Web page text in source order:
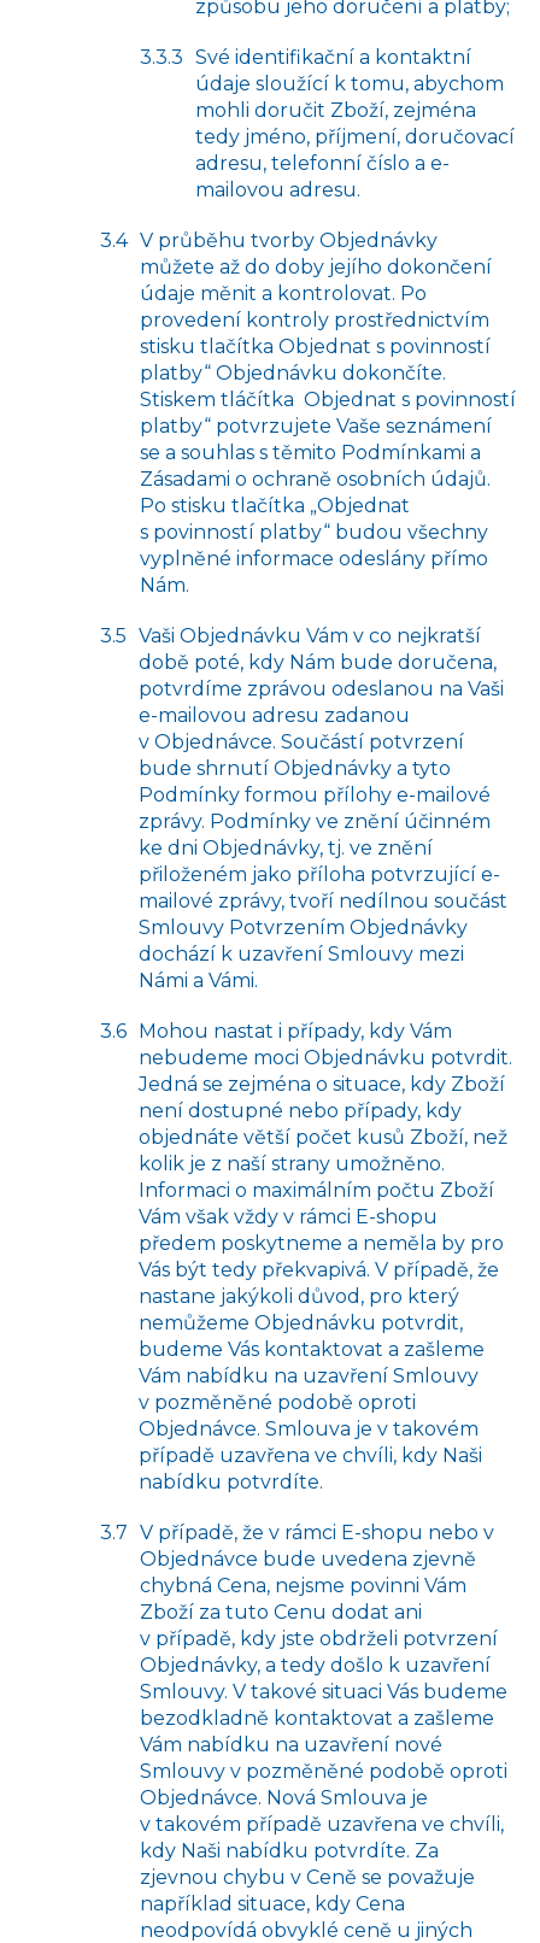
způsobu jeho doručení a platby;
Své identifikační a kontaktní
údaje sloužící k tomu, abychom
mohli doručit Zboží, zejména
tedy jméno, příjmení, doručovací
adresu, telefonní číslo a e-
mailovou adresu.
V průběhu tvorby Objednávky
můžete až do doby jejího dokončení
údaje měnit a kontrolovat. Po
provedení kontroly prostřednictvím
stisku tlačítka Objednat s povinností
platby“ Objednávku dokončíte.
Stiskem tláčítka Objednat s povinností
platby“ potvrzujete Vaše seznámení
se a souhlas s těmito Podmínkami a
Zásadami o ochraně osobních údajů.
Po stisku tlačítka „Objednat
s povinností platby“ budou všechny
vyplněné informace odeslány přímo
Nám.
Vaši Objednávku Vám v co nejkratší
době poté, kdy Nám bude doručena,
potvrdíme zprávou odeslanou na Vaši
e-mailovou adresu zadanou
v Objednávce. Součástí potvrzení
bude shrnutí Objednávky a tyto
Podmínky formou přílohy e-mailové
zprávy. Podmínky ve znění účinném
ke dni Objednávky, tj. ve znění
přiloženém jako příloha potvrzující e-
mailové zprávy, tvoří nedílnou součást
Smlouvy Potvrzením Objednávky
dochází k uzavření Smlouvy mezi
Námi a Vámi.
Mohou nastat i případy, kdy Vám
nebudeme moci Objednávku potvrdit.
Jedná se zejména o situace, kdy Zboží
není dostupné nebo případy, kdy
objednáte větší počet kusů Zboží, než
kolik je z naší strany umožněno.
Informaci o maximálním počtu Zboží
Vám však vždy v rámci E-shopu
předem poskytneme a neměla by pro
Vás být tedy překvapivá. V případě, že
nastane jakýkoli důvod, pro který
nemůžeme Objednávku potvrdit,
budeme Vás kontaktovat a zašleme
Vám nabídku na uzavření Smlouvy
v pozměněné podobě oproti
Objednávce. Smlouva je v takovém
případě uzavřena ve chvíli, kdy Naši
nabídku potvrdíte.
V případě, že v rámci E-shopu nebo v
Objednávce bude uvedena zjevně
chybná Cena, nejsme povinni Vám
Zboží za tuto Cenu dodat ani
v případě, kdy jste obdrželi potvrzení
Objednávky, a tedy došlo k uzavření
Smlouvy. V takové situaci Vás budeme
bezodkladně kontaktovat a zašleme
Vám nabídku na uzavření nové
Smlouvy v pozměněné podobě oproti
Objednávce. Nová Smlouva je
v takovém případě uzavřena ve chvíli,
kdy Naši nabídku potvrdíte. Za
zjevnou chybu v Ceně se považuje
například situace, kdy Cena
neodpovídá obvyklé ceně u jiných